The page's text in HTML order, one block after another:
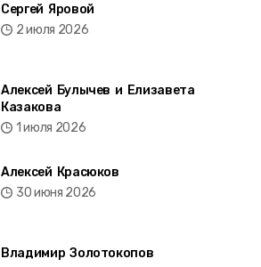
Сергей Яровой
2 июля 2026
Алексей Булычев и Елизавета
Казакова
1 июля 2026
Алексей Красюков
30 июня 2026
Владимир Золотокопов